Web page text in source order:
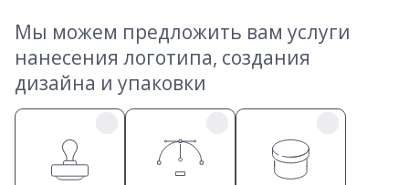
Мы можем предложить вам услуги
нанесения логотипа, создания
дизайна и упаковки